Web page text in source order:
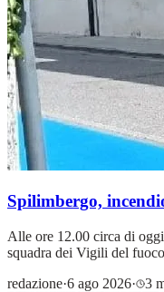
Spilimbergo,
Alle ore 12.00 circa di
squadra dei Vigili del
redazione·6 ago 2026· 3